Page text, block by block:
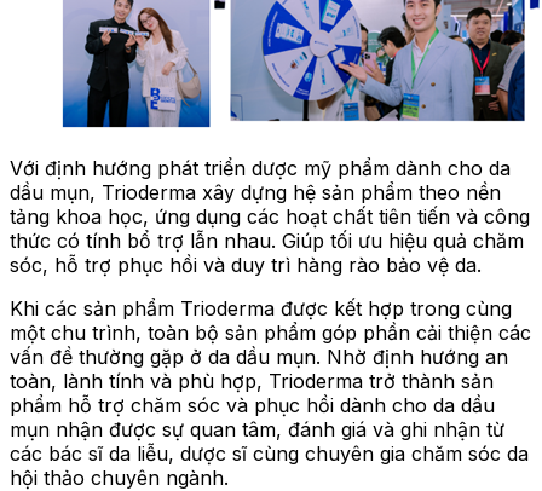
Với định hướng phát triển dược mỹ phẩm dành cho da
dầu mụn, Trioderma xây dựng hệ sản phẩm theo nền
tảng khoa học, ứng dụng các hoạt chất tiên tiến và công
thức có tính bổ trợ lẫn nhau. Giúp tối ưu hiệu quả chăm
sóc, hỗ trợ phục hồi và duy trì hàng rào bảo vệ da.
Khi các sản phẩm Trioderma được kết hợp trong cùng
một chu trình, toàn bộ sản phẩm góp phần cải thiện các
vấn đề thường gặp ở da dầu mụn. Nhờ định hướng an
toàn, lành tính và phù hợp, Trioderma trở thành sản
phẩm hỗ trợ chăm sóc và phục hồi dành cho da dầu
mụn nhận được sự quan tâm, đánh giá và ghi nhận từ
các bác sĩ da liễu, dược sĩ cùng chuyên gia chăm sóc da
hội thảo chuyên ngành.